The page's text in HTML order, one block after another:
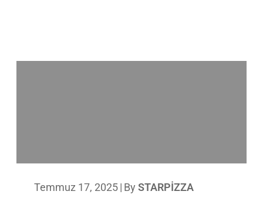
Temmuz 17, 2025| By STARPIZZA